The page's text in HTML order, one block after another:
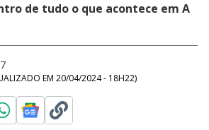
de tudo o que acontece em A
EM 20/04/2024 - 18H22)